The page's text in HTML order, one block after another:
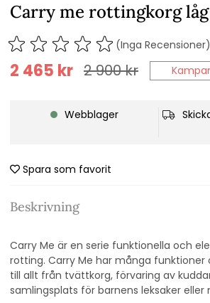
Carry me rottingkorg
(Inga Recensioner)
2 900kr
2 465 kr
Webblager
Spara som favorit
Beskrivning
Carry Me är en serie funktionella och
rotting. Carry Me har många funktioner
till allt från tvättkorg, förvaring av
samlingsplats för barnens leksaker